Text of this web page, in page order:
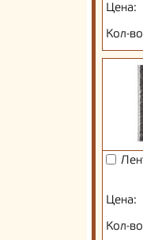
Цена:
Кол-
Цена:
Кол-